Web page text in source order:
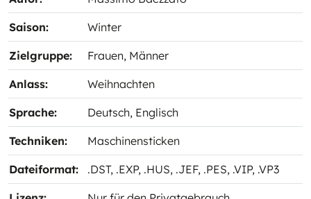
Saison: Winter
Zielgruppe: Frauen, Männer
Anlass: Weihnachten
Sprache: Deutsch, Englisch
Techniken: Maschinensticken
Dateiformat: .DST, .EXP, .HUS, .JEF, .PES, .VIP, .VP3